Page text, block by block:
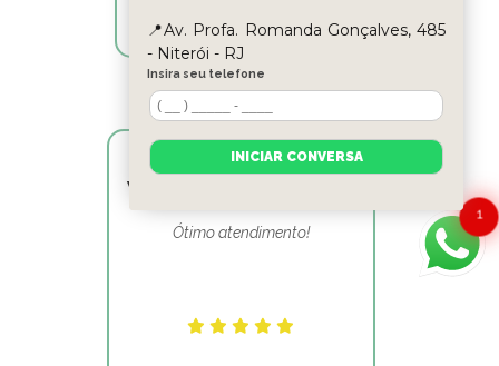
Victor Hugo Marins Mansur
Ótimo atendimento!
1
📍Av. Profa. Romanda Gonçalves, 485
- Niterói - RJ
Insira seu telefone
INICIAR CONVERSA